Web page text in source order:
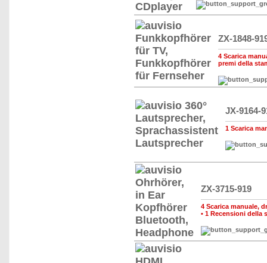
ZX-1848-
4 Scarica
premi della
JX-9164-
1 Scarica
ZX-3715-919
4 Scarica manuale,
• 1 Recensioni della